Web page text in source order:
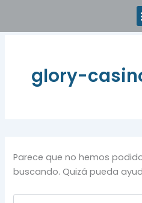
contenido
glory-
Parece que no hemos
buscando. Quizá pueda